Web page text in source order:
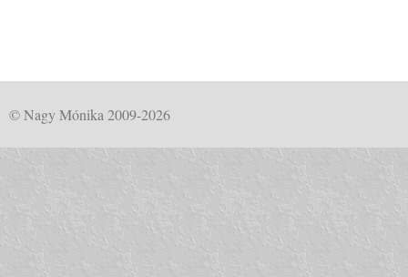
© Nagy Mónika 2009-2026